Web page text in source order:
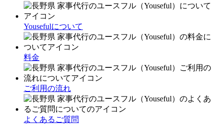
Yousefulについて
料金
ご利用の流れ
よくあるご質問